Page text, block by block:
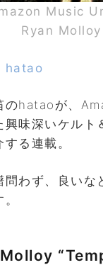
Music
Ryan Molloy
hatao
のhataoが、
興味深いケルト
する連載。
問わず、良いな